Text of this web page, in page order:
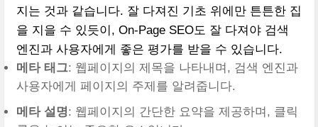
지는 것과 같습니다. 잘 다져진 기초 위에만 튼튼한 집
을 지을 수 있듯이, On-Page SEO도 잘 다져야 검색
엔진과 사용자에게 좋은 평가를 받을 수 있습니다.
메타 태그: 웹페이지의 제목을 나타내며, 검색 엔진과
사용자에게 페이지의 주제를 알려줍니다.
메타 설명: 웹페이지의 간단한 요약을 제공하며, 클릭